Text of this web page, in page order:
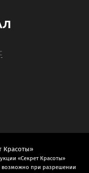
Красоты»
«Секрет Красоты»
возможно при разрешении